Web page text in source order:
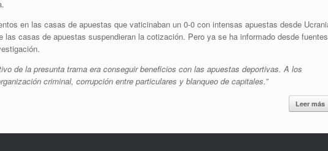
en las casas de apuestas que vaticinaban un 0-0 con intensas apuestas desde
casas de apuestas suspendieran la cotización. Pero ya se ha informado desde fuentes
de la presunta trama era conseguir beneficios con las apuestas deportivas. A los
criminal, corrupción entre particulares y blanqueo de capitales.”
Leer más